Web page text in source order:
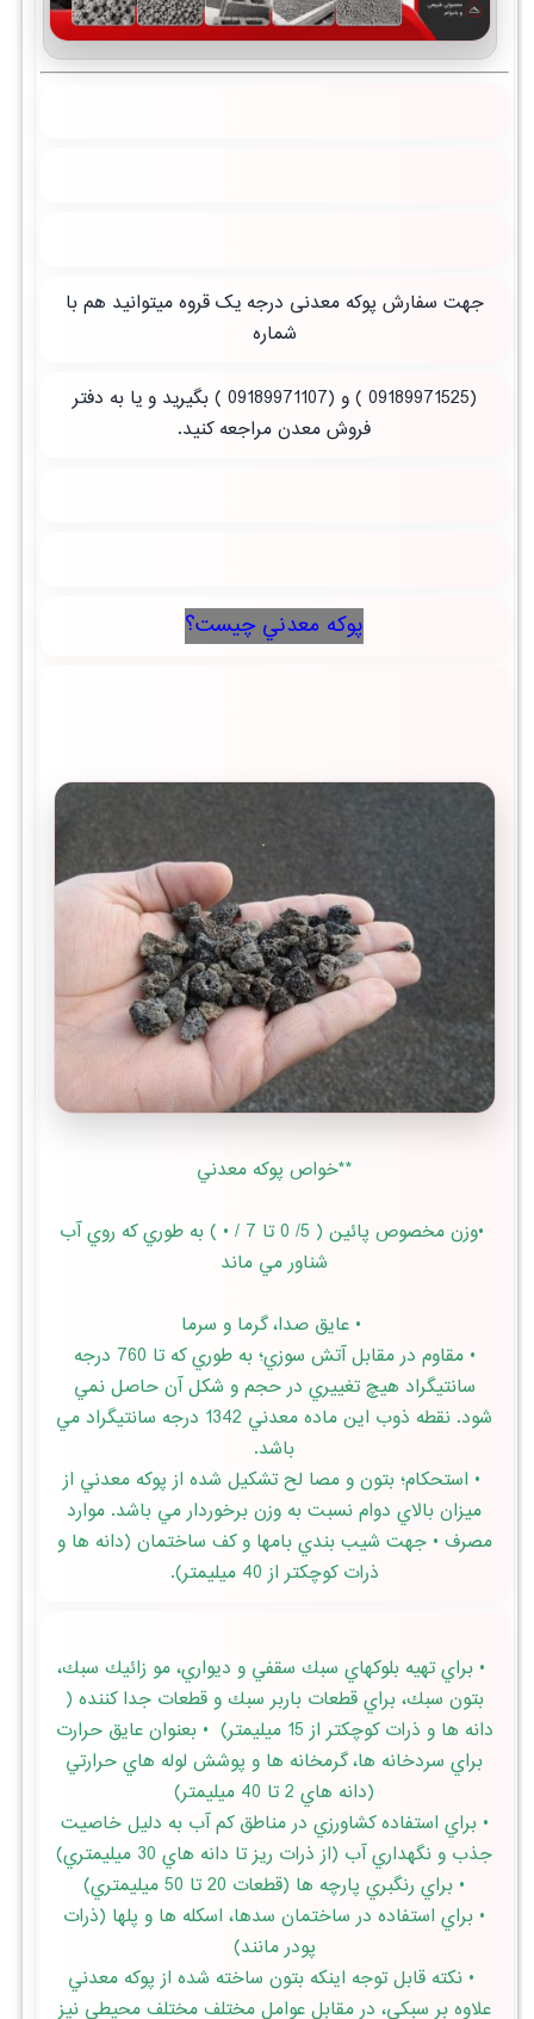
جهت سفارش پوکه معدنی درجه یک قروه میتوانید هم با
شماره
(09189971525 ) و (09189971107 ) بگیرید و یا به دفتر
فروش معدن مراجعه کنید.
پوكه معدني چيست؟
**خواص پوكه معدني
•وزن مخصوص پائين ( 5/ 0 تا 7 / • ) به طوري كه روي آب
شناور مي ماند
• عايق صدا، گرما و سرما
• مقاوم در مقابل آتش سوزي؛ به طوري كه تا 760 درجه
سانتيگراد هيچ تغييري در حجم و شكل آن حاصل نمي
شود. نقطه ذوب اين ماده معدني 1342 درجه سانتيگراد مي
باشد.
• استحكام؛ بتون و مصا لح تشكيل شده از پوكه معدني از
ميزان بالاي دوام نسبت به وزن برخوردار مي باشد. موارد
مصرف • جهت شيب بندي بامها و كف ساختمان (دانه ها و
ذرات كوچكتر از 40 ميليمتر).
• براي تهيه بلوكهاي سبك سقفي و ديواري، مو زائيك سبك،
بتون سبك، براي قطعات باربر سبك و قطعات جدا كننده (
دانه ها و ذرات كوچكتر از 15 ميليمتر) • بعنوان عايق حرارت
براي سردخانه ها، گرمخانه ها و پوشش لوله هاي حرارتي
(دانه هاي 2 تا 40 ميليمتر)
• براي استفاده كشاورزي در مناطق كم آب به دليل خاصيت
جذب و نگهداري آب (از ذرات ريز تا دانه هاي 30 ميليمتري)
• براي رنگبري پارچه ها (قطعات 20 تا 50 ميليمتري)
• براي استفاده در ساختمان سدها، اسكله ها و پلها (ذرات
پودر مانند)
• نكته قابل توجه اينكه بتون ساخته شده از پوكه معدني
علاوه بر سبكي، در مقابل عوامل مختلف مختلف محيطي نيز